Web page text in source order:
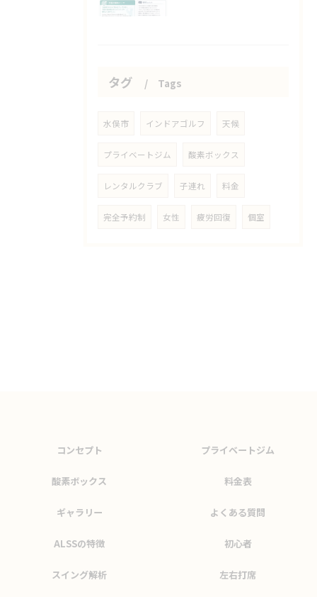
タグ Tags
水俣市 インドアゴルフ 天候
プライベートジム 酸素ボックス
レンタルクラブ 子連れ 料金
完全予約制 女性 疲労回復 個室
コンセプト プライベートジム
酸素ボックス 料金表
ギャラリー よくある質問
ALSSの特徴 初心者
スイング解析 左右打席